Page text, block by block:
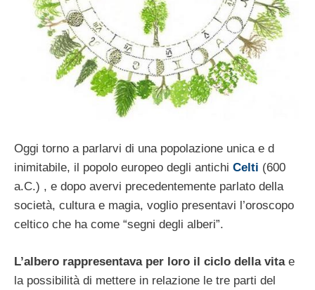
Oggi torno a parlarvi di una popolazione unica e d
inimitabile, il popolo europeo degli antichi Celti (600
a.C.) , e dopo avervi precedentemente parlato della
società, cultura e magia, voglio presentavi l’oroscopo
celtico che ha come “segni degli alberi”.
L’albero rappresentava per loro il ciclo della vitae
la possibilità di mettere in relazione le tre parti del